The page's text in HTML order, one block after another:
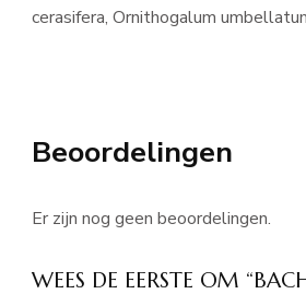
cerasifera, Ornithogalum
Beoordelingen
Er zijn nog geen beoordelingen.
WEES DE EERSTE OM